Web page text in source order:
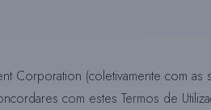
P
(coletivamente com as
com estes Termos de